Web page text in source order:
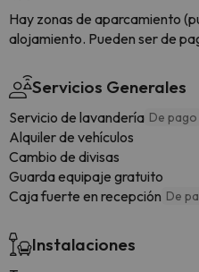
Hay zonas de aparcamiento
alojamiento. Pueden ser de
Servicios Generales
Servicio de lavandería De pago
Alquiler de vehículos
Cambio de divisas
Guarda equipaje gratuito
Caja fuerte en recepción De
Instalaciones